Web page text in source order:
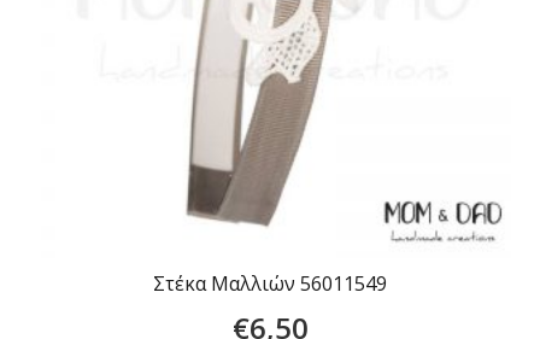
Στέκα Μαλλιών 56011549
€6,50